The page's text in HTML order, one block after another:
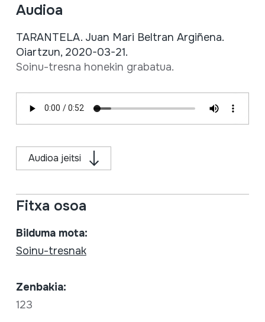
Audioa
TARANTELA. Juan Mari Beltran Argiñena.
Oiartzun, 2020-03-21.
Soinu-tresna honekin grabatua.
Audioa jeitsi
Fitxa osoa
Bilduma mota:
Soinu-tresnak
Zenbakia:
123